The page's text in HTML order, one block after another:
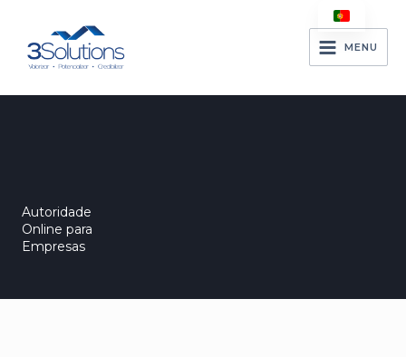
content
MENU
Autoridade
Online para
Empresas